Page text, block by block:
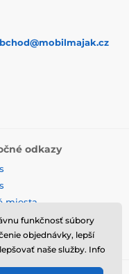
odkazy
miesta
funkčnosť súbory
objednávky, lepší
naše služby. Info